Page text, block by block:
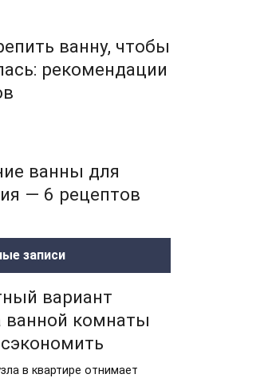
ванну, чтобы
рекомендации
ванны для
— 6 рецептов
записи
вариант
ванной комнаты
в квартире отнимает